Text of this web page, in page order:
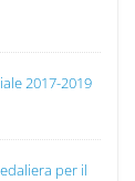
2017-2019
per il